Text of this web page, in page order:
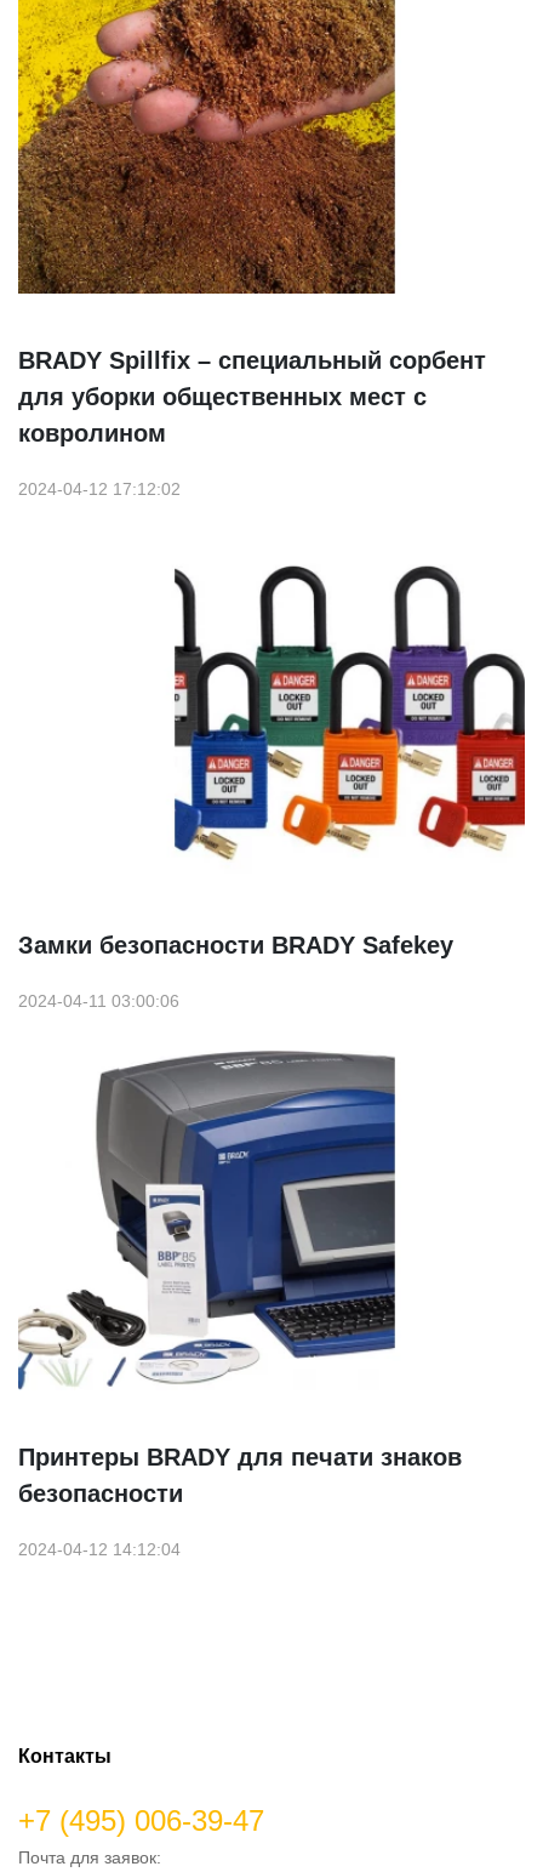
BRADY Spillfix – специальный сорбент
для уборки общественных мест с
ковролином
2024-04-12 17:12:02
Замки безопасности BRADY Safekey
2024-04-11 03:00:06
Принтеры BRADY для печати знаков
безопасности
2024-04-12 14:12:04
Контакты
+7 (495) 006-39-47
Почта для заявок: